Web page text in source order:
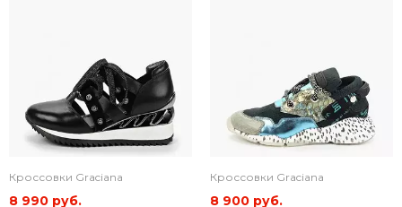
Кроссовки Graciana
8 990 руб.
Кроссовки Graciana
8 900 руб.